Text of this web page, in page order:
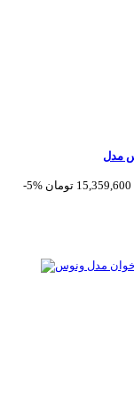
-5%
15,359,600 تومان